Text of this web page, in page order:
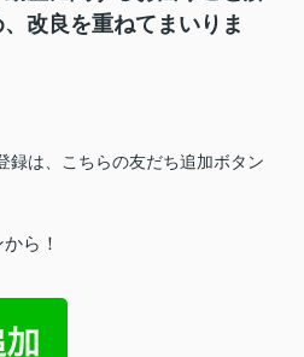
改良を重ねてまいりま
録は、こちらの友だち追加ボタン
ら！